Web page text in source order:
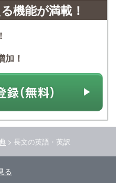
機能が満載！
！
> 長文の英語・英訳
る